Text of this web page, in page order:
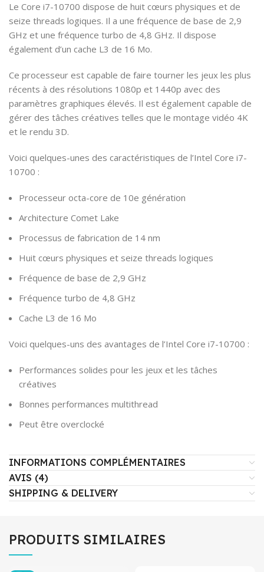
Le Core i7-10700 dispose de huit cœurs physiques et de
seize threads logiques. Il a une fréquence de base de 2,9
GHz et une fréquence turbo de 4,8 GHz. Il dispose
également d’un cache L3 de 16 Mo.
Ce processeur est capable de faire tourner les jeux les plus
récents à des résolutions 1080p et 1440p avec des
paramètres graphiques élevés. Il est également capable de
gérer des tâches créatives telles que le montage vidéo 4K
et le rendu 3D.
Voici quelques-unes des caractéristiques de l’Intel Core i7-
10700 :
Processeur octa-core de 10e génération
Architecture Comet Lake
Processus de fabrication de 14 nm
Huit cœurs physiques et seize threads logiques
Fréquence de base de 2,9 GHz
Fréquence turbo de 4,8 GHz
Cache L3 de 16 Mo
Voici quelques-uns des avantages de l’Intel Core i7-10700 :
Performances solides pour les jeux et les tâches
créatives
Bonnes performances multithread
Peut être overclocké
INFORMATIONS COMPLÉMENTAIRES
AVIS (4)
SHIPPING & DELIVERY
PRODUITS SIMILAIRES